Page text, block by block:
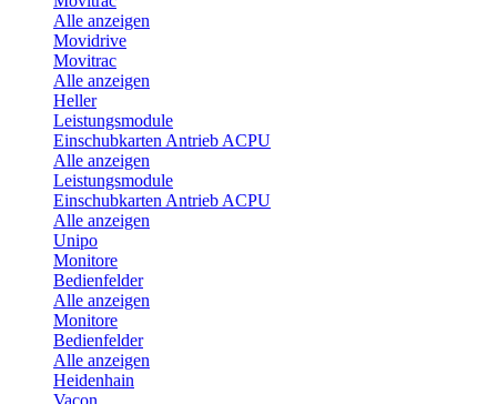
Alle anzeigen
Movidrive
Movitrac
Alle anzeigen
Heller
Leistungsmodule
Einschubkarten Antrieb ACPU
Alle anzeigen
Leistungsmodule
Einschubkarten Antrieb ACPU
Alle anzeigen
Unipo
Monitore
Bedienfelder
Alle anzeigen
Monitore
Bedienfelder
Alle anzeigen
Heidenhain
Vacon